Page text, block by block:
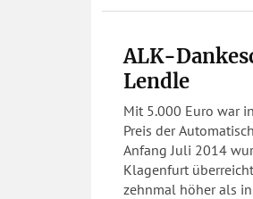
ALK-
Lendle
Mit 5.000 Euro war
Preis der
Anfang Juli 2014
Klagenfurt
zehnmal höher als